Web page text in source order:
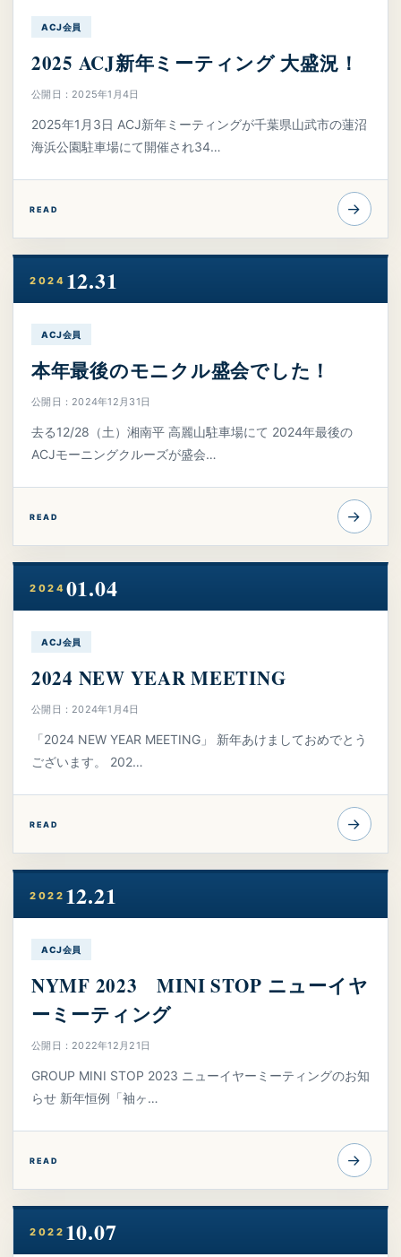
ACJ会員
2025 ACJ新年ミーティング 大盛況！
公開日：2025年1月4日
2025年1月3日 ACJ新年ミーティングが千葉県山武市の蓮沼
海浜公園駐車場にて開催され34…
READ →
2024 12.31
ACJ会員
本年最後のモニクル盛会でした！
公開日：2024年12月31日
去る12/28（土）湘南平 高麗山駐車場にて 2024年最後の
ACJモーニングクルーズが盛会…
READ →
2024 01.04
ACJ会員
2024 NEW YEAR MEETING
公開日：2024年1月4日
「2024 NEW YEAR MEETING」 新年あけましておめでとう
ございます。 202…
READ →
2022 12.21
ACJ会員
NYMF 2023 MINI STOP ニューイヤ
ーミーティング
公開日：2022年12月21日
GROUP MINI STOP 2023 ニューイヤーミーティングのお知
らせ 新年恒例「袖ヶ…
READ →
2022 10.07